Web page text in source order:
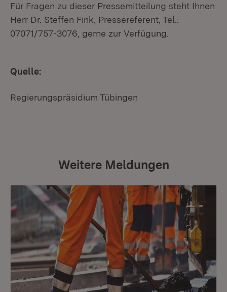
Für Fragen zu dieser Pressemitteilung steht Ihnen
Herr Dr. Steffen Fink, Pressereferent, Tel.:
07071/757-3076, gerne zur Verfügung.
Quelle:
Regierungspräsidium Tübingen
Weitere Meldungen